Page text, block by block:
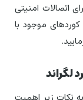
اتصالات امنیتی
موجود با
لگراند